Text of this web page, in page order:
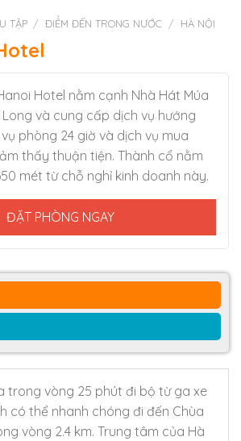
TẬP / ĐIỂM ĐẾN TRONG NƯỚC / HÀ NỘI
Hotel nằm cạnh Nhà Hát Múa
và cung cấp dịch vụ hướng
phòng 24 giờ và dịch vụ mua
thấy thuận tiện. Thành cổ nằm
mét từ chỗ nghỉ kinh doanh này.
ĐẶT PHÒNG NGAY
trong vòng 25 phút đi bộ từ ga xe
có thể nhanh chóng đi đến Chùa
vòng 2.4 km. Trung tâm của Hà